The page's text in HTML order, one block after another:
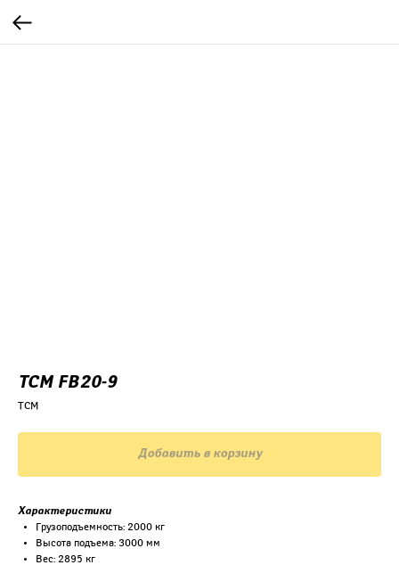
TCM FB20-9
ТСМ
Добавить в корзину
Характеристики
Грузоподъемность: 2000 кг
Высота подъема: 3000 мм
Вес: 2895 кг